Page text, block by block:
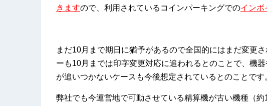
きますので、利用されているコインパーキングでのインボ
まだ10月まで期日に猶予があるので全国的にはまだ変更
ーも10月までは印字変更対応に追われるとのことで、機
が追いつかないケースも今後想定されているとのことです
弊社でも今運営地で可動させている精算機が古い機種（